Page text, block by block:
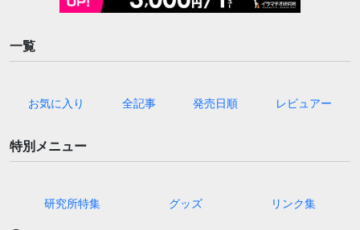
一覧
お気に入り 全記事 発売日順 レビュアー
特別メニュー
研究所特集 グッズ リンク集